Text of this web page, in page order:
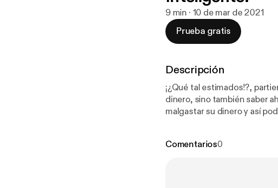
9 min · 10 de mar de 2021
Prueba gratis
Descripción
¡¿Qué tal estimados!?,
dinero, sino también saber
malgastar su dinero y así
Comentarios0